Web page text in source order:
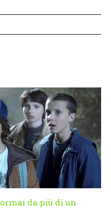
ormai da più di un